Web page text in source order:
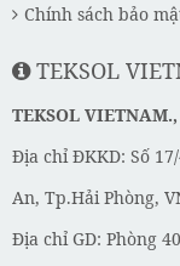
Chính sách bảo
TEKSOL
TEKSOL VIETNAM.,
Địa chỉ ĐKKD: Số
An, Tp.Hải Phòng,
Địa chỉ GD: Phòng